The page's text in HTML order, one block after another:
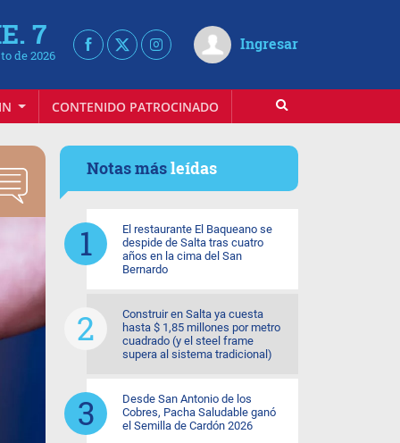
7
de 2026
Ingresar
CONTENIDO PATROCINADO
Notas másleídas
El restaurante El Baqueano se
despide de Salta tras cuatro
años en la cima del San
Bernardo
Construir en Salta ya cuesta
hasta $ 1,85 millones por metro
cuadrado (y el steel frame
supera al sistema tradicional)
Desde San Antonio de los
Cobres, Pacha Saludable ganó
el Semilla de Cardón 2026